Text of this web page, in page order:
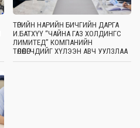
ТӨРИЙН НАРИЙН БИЧГИЙН ДАРГА
И.БАТХҮҮ “ЧАЙНА ГАЗ ХОЛДИНГС
ЛИМИТЕД” КОМПАНИЙН
ТӨЛӨӨЛӨГЧДИЙГ ХҮЛЭЭН АВЧ УУЛЗЛАА